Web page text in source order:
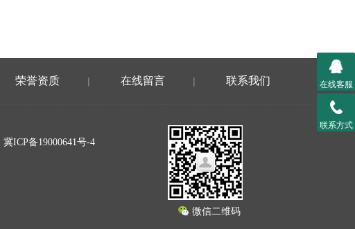
荣誉资质 | 在线留言 | 联系我们
冀ICP备19000641号-4
微信二维码
在线客服
联系方式